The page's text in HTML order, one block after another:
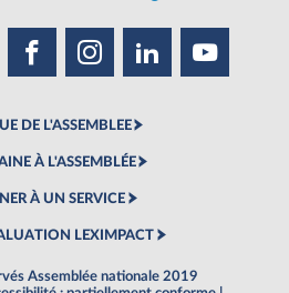
DE L'ASSEMBLEE
À L'ASSEMBLÉE
À UN SERVICE
LEXIMPACT
Assemblée nationale 2019